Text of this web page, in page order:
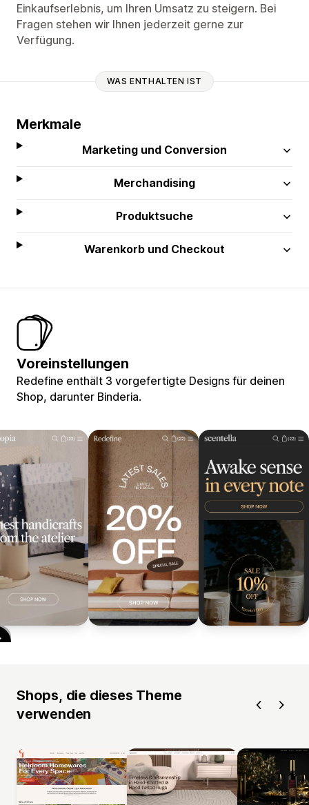
Einkaufserlebnis, um Ihren Umsatz zu steigern. Bei
Fragen stehen wir Ihnen jederzeit gerne zur
Verfügung.
WAS ENTHALTEN IST
Merkmale
Marketing und Conversion
Merchandising
Produktsuche
Warenkorb und Checkout
Voreinstellungen
Redefine enthält 3 vorgefertigte Designs für deinen
Shop, darunter Binderia.
Shops, die dieses Theme
verwenden